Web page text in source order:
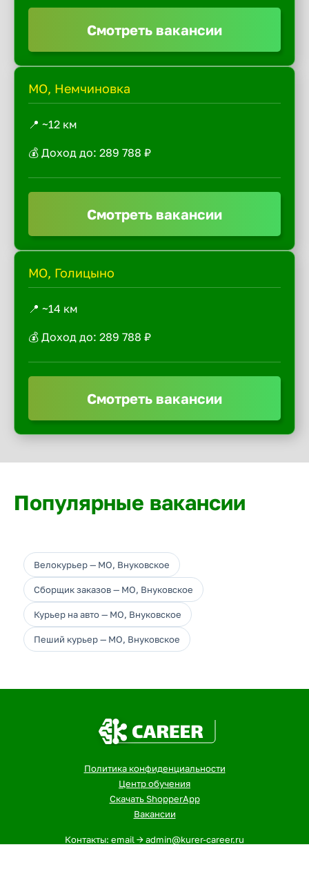
Смотреть вакансии
МО, Немчиновка
📍 ~12 км
💰 Доход до: 289 788 ₽
Смотреть вакансии
МО, Голицыно
📍 ~14 км
💰 Доход до: 289 788 ₽
Смотреть вакансии
Популярные вакансии
Велокурьер — МО, Внуковское
Сборщик заказов — МО, Внуковское
Курьер на авто — МО, Внуковское
Пеший курьер — МО, Внуковское
Политика конфиденциальности
Центр обучения
Скачать ShopperApp
Вакансии
Контакты: email -> admin@kurer-career.ru